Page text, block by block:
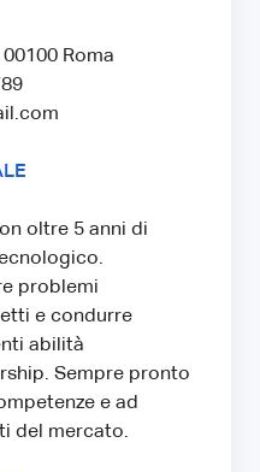
Roma
oltre 5 anni di
problemi
e condurre
abilità
Sempre pronto
e ad
del mercato.